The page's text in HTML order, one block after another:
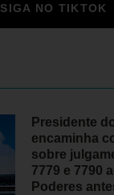
SIGA NO TIKTOK
Presidente
encaminha
sobre
7779 e 7790
Poderes